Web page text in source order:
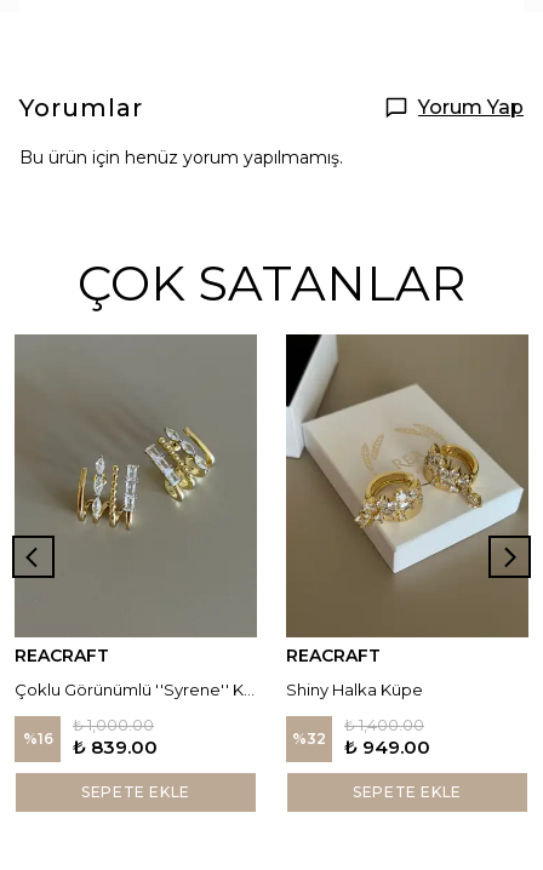
Yorumlar Yorum Yap
Bu ürün için henüz yorum yapılmamış.
ÇOK SATANLAR
REACRAFT
%16
₺ 1,000.00
₺ 839.00
SEPETE EKLE
REACRAFT
Shiny Halka Küpe
%32
₺ 1,400.00
₺ 949.00
SEPETE EKLE